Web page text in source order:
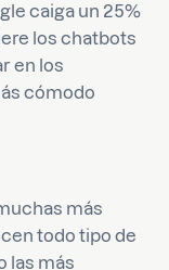
caiga un 25%
los chatbots
en los
cómodo
más
todo tipo de
las más